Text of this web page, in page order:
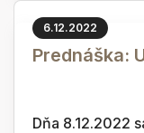
6.12.2022
Prednáška:
Dňa 8.12.2022